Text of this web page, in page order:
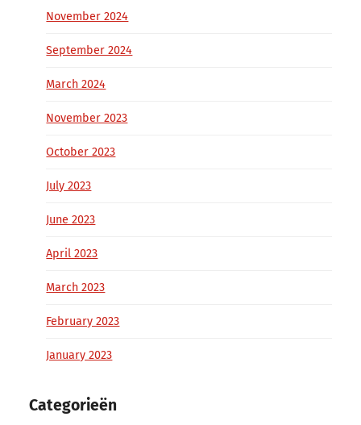
November 2024
September 2024
March 2024
November 2023
October 2023
July 2023
June 2023
April 2023
March 2023
February 2023
January 2023
Categorieën